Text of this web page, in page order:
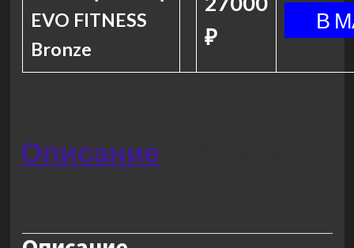
EVO FITNESS
Bronze
₽
Описание